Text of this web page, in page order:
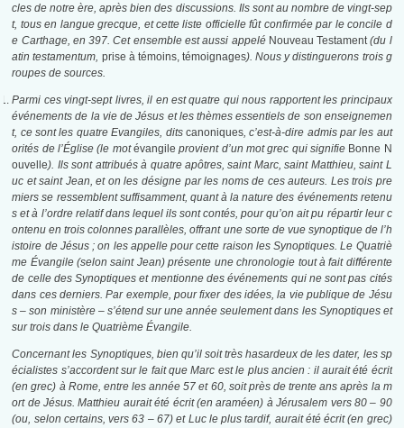
cles de notre ère, après bien des discussions. Ils sont au nombre de vingt-sep
t, tous en langue grecque, et cette liste officielle fût confirmée par le concile d
e Carthage, en 397. Cet ensemble est aussi appelé Nouveau Testament(du l
atin testamentum, prise à témoins, témoignages). Nous y distinguerons trois g
roupes de sources.
Parmi ces vingt-sept livres, il en est quatre qui nous rapportent les principaux
événements de la vie de Jésus et les thèmes essentiels de son enseignemen
t, ce sont les quatre Evangiles, dits canoniques, c’est-à-dire admis par les aut
orités de l’Église (le motévangileprovient d’un mot grec qui signifie Bonne N
ouvelle). Ils sont attribués à quatre apôtres, saint Marc, saint Matthieu, saint L
uc et saint Jean, et on les désigne par les noms de ces auteurs. Les trois pre
miers se ressemblent suffisamment, quant à la nature des événements retenu
s et à l’ordre relatif dans lequel ils sont contés, pour qu’on ait pu répartir leur c
ontenu en trois colonnes parallèles, offrant une sorte de vue synoptique de l’h
istoire de Jésus ; on les appelle pour cette raison les Synoptiques. Le Quatriè
me Évangile (selon saint Jean) présente une chronologie tout à fait différente
de celle des Synoptiques et mentionne des événements qui ne sont pas cités
dans ces derniers. Par exemple, pour fixer des idées, la vie publique de Jésu
s – son ministère – s’étend sur une année seulement dans les Synoptiques et
sur trois dans le Quatrième Évangile.
Concernant les Synoptiques, bien qu’il soit très hasardeux de les dater, les sp
écialistes s’accordent sur le fait que Marc est le plus ancien : il aurait été écrit
(en grec) à Rome, entre les année 57 et 60, soit près de trente ans après la m
ort de Jésus. Matthieu aurait été écrit (en araméen) à Jérusalem vers 80 – 90
(ou, selon certains, vers 63 – 67) et Luc le plus tardif, aurait été écrit (en grec)